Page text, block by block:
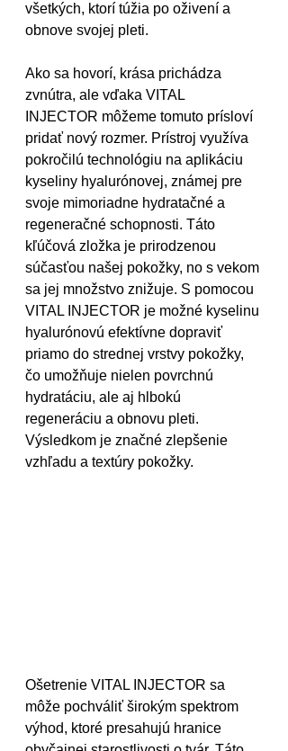
všetkých, ktorí túžia po oživení a
obnove svojej pleti.
Ako sa hovorí, krása prichádza
zvnútra, ale vďaka VITAL
INJECTOR môžeme tomuto prísloví
pridať nový rozmer. Prístroj využíva
pokročilú technológiu na aplikáciu
kyseliny hyalurónovej, známej pre
svoje mimoriadne hydratačné a
regeneračné schopnosti. Táto
kľúčová zložka je prirodzenou
súčasťou našej pokožky, no s vekom
sa jej množstvo znižuje. S pomocou
VITAL INJECTOR je možné kyselinu
hyalurónovú efektívne dopraviť
priamo do strednej vrstvy pokožky,
čo umožňuje nielen povrchnú
hydratáciu, ale aj hlbokú
regeneráciu a obnovu pleti.
Výsledkom je značné zlepšenie
vzhľadu a textúry pokožky.
Ošetrenie VITAL INJECTOR sa
môže pochváliť širokým spektrom
výhod, ktoré presahujú hranice